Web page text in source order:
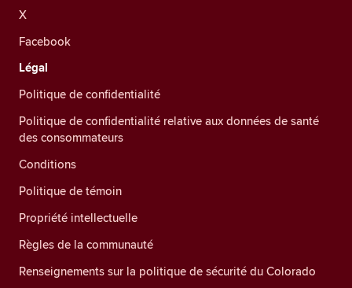
X
Facebook
Légal
Politique de confidentialité
Politique de confidentialité relative aux données de santé
des consommateurs
Conditions
Politique de témoin
Propriété intellectuelle
Règles de la communauté
Renseignements sur la politique de sécurité du Colorado